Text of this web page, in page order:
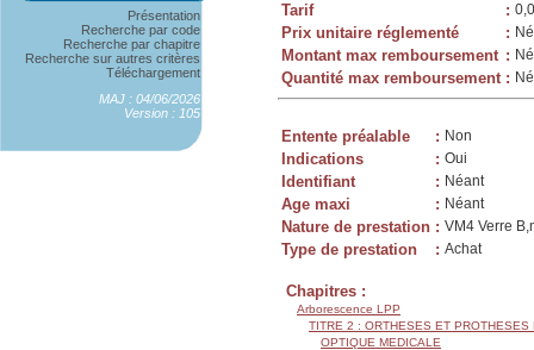
Présentation
Recherche par code
Recherche par chapitre
Recherche sur autres critères
Téléchargement
MAJ : 04/06/2026
Version : 105
Tarif :
Prix unitaire réglementé :
Montant max remboursement :
Quantité max remboursement :
Entente préalable : Non
Indications : Oui
Identifiant : Néant
Age maxi : Néant
Nature de prestation : VM4 Verre
Type de prestation : Achat
Chapitres :
Arborescence LPP
TITRE 2 : ORTHESES ET PROTHESES
OPTIQUE MEDICALE